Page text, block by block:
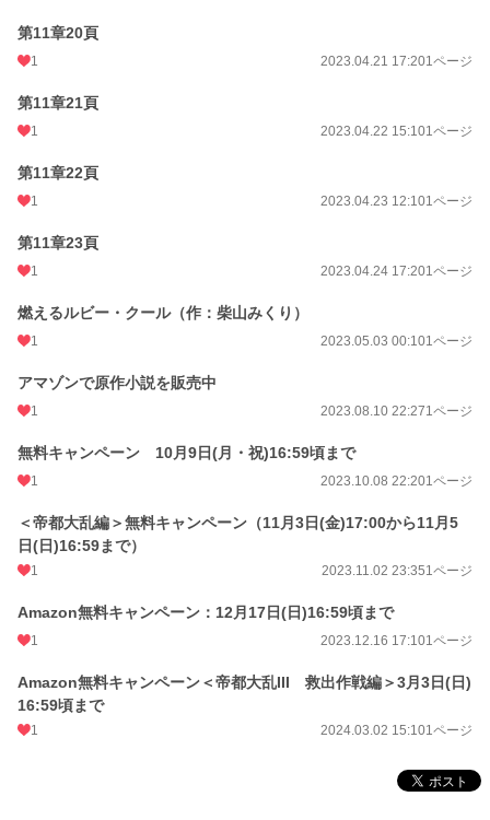
第11章20頁
1 2023.04.21 17:201ページ
第11章21頁
1 2023.04.22 15:101ページ
第11章22頁
1 2023.04.23 12:101ページ
第11章23頁
1 2023.04.24 17:201ページ
燃えるルビー・クール（作：柴山みくり）
1 2023.05.03 00:101ページ
アマゾンで原作小説を販売中
1 2023.08.10 22:271ページ
無料キャンペーン 10月9日(月・祝)16:59頃まで
1 2023.10.08 22:201ページ
＜帝都大乱編＞無料キャンペーン（11月3日(金)17:00から11月5
日(日)16:59まで）
1 2023.11.02 23:351ページ
Amazon無料キャンペーン：12月17日(日)16:59頃まで
1 2023.12.16 17:101ページ
Amazon無料キャンペーン＜帝都大乱III 救出作戦編＞3月3日(日)
16:59頃まで
1 2024.03.02 15:101ページ